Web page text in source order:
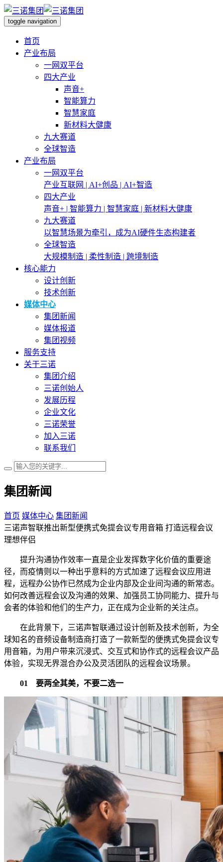
toggle navigation
首页
产业布局
一网双平台
四大产业
声音+
智能算力
智慧家庭
新材料大健康
九大赛道
全球智造
产业布局
一网双平台
产业互联网 | AI+创品 | AI+智造
四大产业
声音+ | 智能算力 | 智慧家庭 | 新材料大健康
九大赛道
以智慧场景为牵引，成为AI硬件生态构建者
全球智造
大规模制造 | 柔性制造 | 跨境制造
核心能力
设计创新
技术创新
媒体中心
集团新闻
媒体报道
集团视频
服务支持
关于三诺
集团介绍
三诺创始人
发展历程
企业文化
三诺荣誉
加入三诺
联系我们
集团新闻
首页 媒体中心 集团新闻
三诺声智联推出新型便携式免提会议专用音箱 打造远程会议
理想伴侣
提升沟通协作效率一直是企业发挥数字化价值的重要途
径，而疫情则以一种出乎意料的方式加速了远程会议应用进
程，远程办公协作已然成为企业内部及企业间沟通的新常态。
如何改善远程会议及沟通的效果、加强员工协同能力、提升与
会者的体验和他们的生产力，正在成为企业新的关注点。
在此背景下，三诺声智联通过设计创新及技术创新，为全
球知名的音频设备制造商打造了一款新型的便携式免提会议专
用音箱，为用户带来沉浸式、交互式和协作式的远程会议产品
体验，实现无界混合办公及灵活团队的远程会议场景。
01 要两全其美，不要二选一